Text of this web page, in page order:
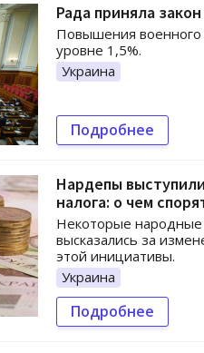
Рада приняла
Повышения военного
уровне 1,5%.
Украина
Подробнее
Нардепы
налога: о чем
Некоторые народные
высказались за
этой инициативы.
Украина
Подробнее